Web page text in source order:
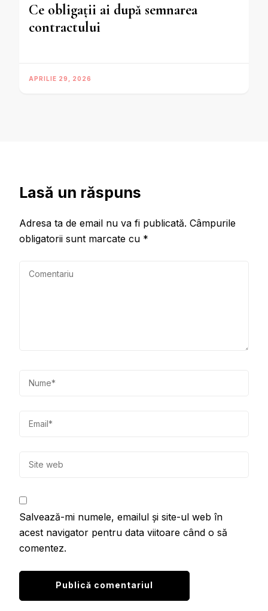
Ce obligații ai după semnarea
contractului
APRILIE 29, 2026
Lasă un răspuns
Adresa ta de email nu va fi publicată. Câmpurile
obligatorii sunt marcate cu *
Salvează-mi numele, emailul și site-ul web în
acest navigator pentru data viitoare când o să
comentez.